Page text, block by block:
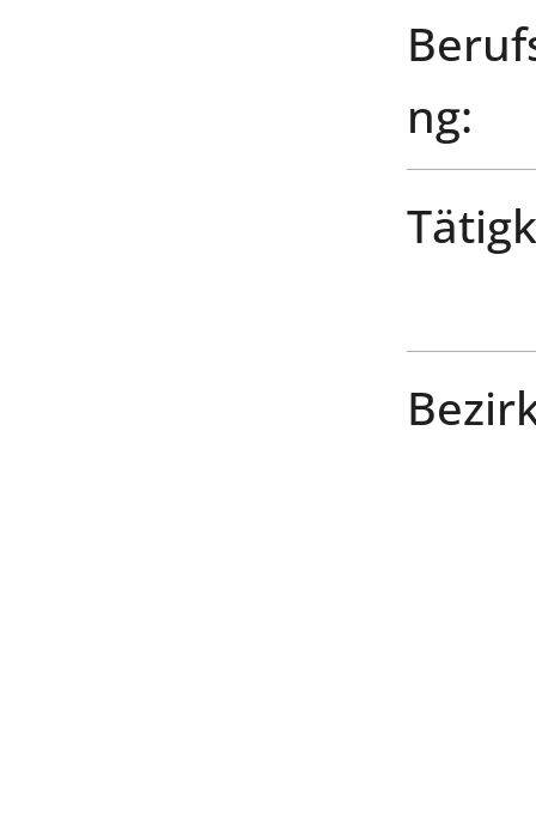
ng: